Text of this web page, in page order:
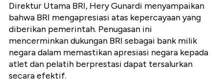
Direktur Utama BRI, Hery Gunardi menyampaikan
bahwa BRI mengapresiasi atas kepercayaan yang
diberikan pemerintah. Penugasan ini
mencerminkan dukungan BRI sebagai bank milik
negara dalam memastikan apresiasi negara kepada
atlet dan pelatih berprestasi dapat tersalurkan
secara efektif.